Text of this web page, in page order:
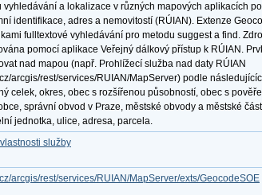
vyhledávání a lokalizace v různých mapových aplikacích
identifikace, adres a nemovitostí (RÚIAN). Extenze
fulltextové vyhledávání pro metodu suggest a find.
pomocí aplikace Veřejný dálkový přístup k RÚIAN.
nad mapou (např. Prohlížecí služba nad daty RÚIAN
arcgis/rest/services/RUIAN/MapServer) podle
celek, okres, obec s rozšířenou působností, obec s
správní obvod v Praze, městské obvody a městské
jednotka, ulice, adresa, parcela.
služby
arcgis/rest/services/RUIAN/MapServer/exts/GeocodeSOE